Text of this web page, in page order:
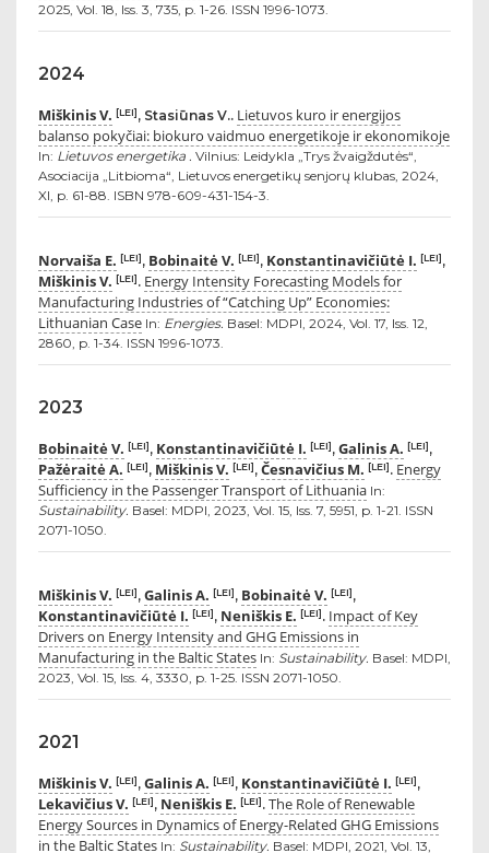
2025, Vol. 18, Iss. 3, 735, p. 1-26. ISSN 1996-1073.
2024
Miškinis V. [LEI], Stasiūnas V.. Lietuvos kuro ir energijos
balanso pokyčiai: biokuro vaidmuo energetikoje ir ekonomikoje
In: Lietuvos energetika . Vilnius: Leidykla „Trys žvaigždutės“,
Asociacija „Litbioma“, Lietuvos energetikų senjorų klubas, 2024,
XI, p. 61-88. ISBN 978-609-431-154-3.
Norvaiša E. [LEI], Bobinaitė V. [LEI], Konstantinavičiūtė I. [LEI],
Miškinis V. [LEI]. Energy Intensity Forecasting Models for
Manufacturing Industries of “Catching Up” Economies:
Lithuanian Case In: Energies. Basel: MDPI, 2024, Vol. 17, Iss. 12,
2860, p. 1-34. ISSN 1996-1073.
2023
Bobinaitė V. [LEI], Konstantinavičiūtė I. [LEI], Galinis A. [LEI],
Pažėraitė A. [LEI], Miškinis V. [LEI], Česnavičius M. [LEI]. Energy
Sufficiency in the Passenger Transport of Lithuania In:
Sustainability. Basel: MDPI, 2023, Vol. 15, Iss. 7, 5951, p. 1-21. ISSN
2071-1050.
Miškinis V. [LEI], Galinis A. [LEI], Bobinaitė V. [LEI],
Konstantinavičiūtė I. [LEI], Neniškis E. [LEI]. Impact of Key
Drivers on Energy Intensity and GHG Emissions in
Manufacturing in the Baltic States In: Sustainability. Basel: MDPI,
2023, Vol. 15, Iss. 4, 3330, p. 1-25. ISSN 2071-1050.
2021
Miškinis V. [LEI], Galinis A. [LEI], Konstantinavičiūtė I. [LEI],
Lekavičius V. [LEI], Neniškis E. [LEI]. The Role of Renewable
Energy Sources in Dynamics of Energy-Related GHG Emissions
in the Baltic States In: Sustainability. Basel: MDPI, 2021, Vol. 13,